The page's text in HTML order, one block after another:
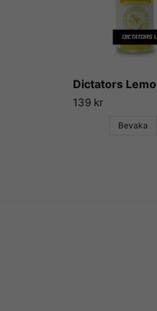
139 kr
Bevaka